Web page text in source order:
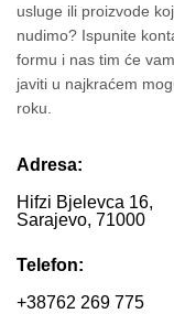
usluge ili proizvode
nudimo? Ispunite
formu i nas tim će
javiti u najkraćem
roku.
Adresa:
Hifzi Bjelevca 16,
Sarajevo, 71000
Telefon:
+38762 269 775